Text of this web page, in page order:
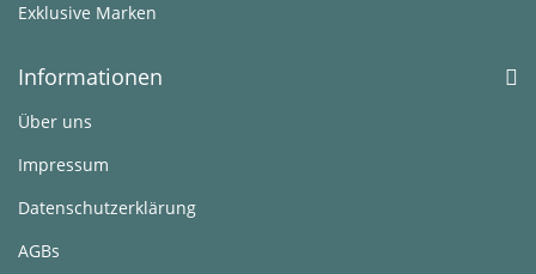
Exklusive Marken
Informationen
Über uns
Impressum
Datenschutzerklärung
AGBs